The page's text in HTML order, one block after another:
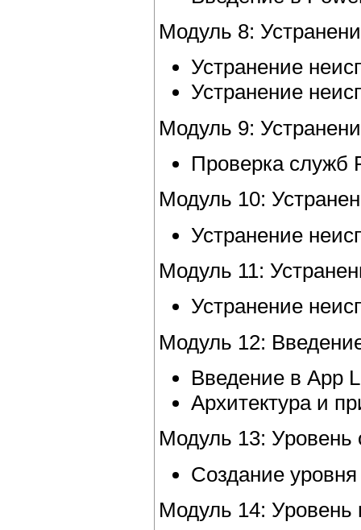
Модуль 8:
Устранение
Устранение
Модуль 9:
Проверка служб
Модуль 10:
Устранение
Модуль 11:
Устранение
Модуль 12:
Введение в App
Архитектура и
Модуль 13:
Создание
Модуль 14: